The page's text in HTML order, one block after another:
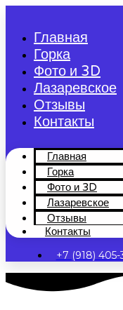
содержимому
Главная
Горка
Фото и 3D
Лазаревское
Отзывы
Контакты
Главная
Горка
Фото и 3D
Лазаревское
Отзывы
Контакты
+7 (918)